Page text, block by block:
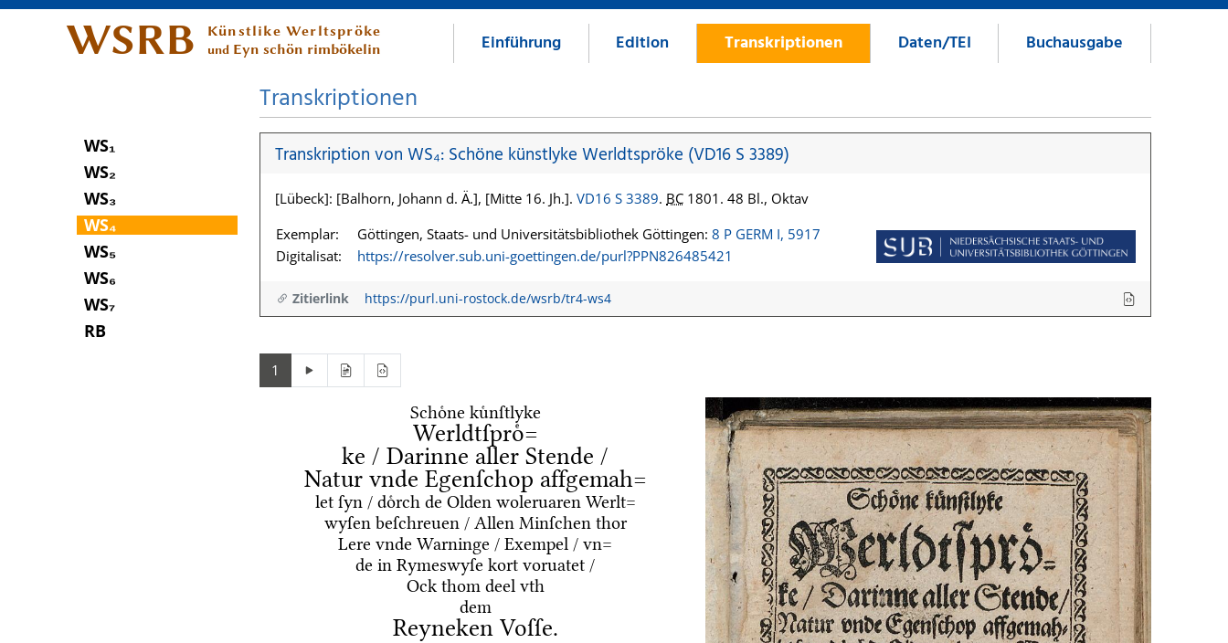
WSRB Künstlike Werltspröke
und Eyn schön rimbökelin Einführung Edition Transkriptionen Daten/TEI Buchausgabe
WS₁
WS₂
WS₃
WS₄
WS₅
WS₆
WS₇
RB
Transkriptionen
Transkription von WS₄: Schöne künstlyke Werldtspröke (VD16 S 3389)
[Lübeck]: [Balhorn, Johann d. Ä.], [Mitte 16. Jh.]. VD16 S 3389. BC 1801. 48 Bl., Oktav
Exemplar:
Göttingen, Staats- und Universitätsbibliothek Göttingen: 8 P GERM I, 5917
Digitalisat:
https://resolver.sub.uni-goettingen.de/purl?PPN826485421
Zitierlink https://purl.uni-rostock.de/wsrb/tr4-ws4
1
Schoͤne kuͤnſtlyke
Werldtſproͤ=
ke / Darinne aller Stende /
Natur vnde Egenſchop affgemah=
let ſyn / doͤrch de Olden woleruaren Werlt=
wyſen beſchreuen / Allen Minſchen thor
Lere vnde Warninge / Exempel / vn=
de in Rymeswyſe kort voruatet /
Ock thom deel vth
dem
Reyneken Voſſe.